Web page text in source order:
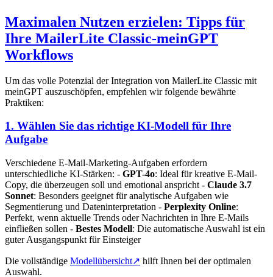
Maximalen Nutzen erzielen: Tipps für
Ihre MailerLite Classic-meinGPT
Workflows
Um das volle Potenzial der Integration von MailerLite Classic mit
meinGPT auszuschöpfen, empfehlen wir folgende bewährte
Praktiken:
1. Wählen Sie das richtige KI-Modell für Ihre
Aufgabe
Verschiedene E-Mail-Marketing-Aufgaben erfordern
unterschiedliche KI-Stärken: - GPT-4o: Ideal für kreative E-Mail-
Copy, die überzeugen soll und emotional anspricht - Claude 3.7
Sonnet: Besonders geeignet für analytische Aufgaben wie
Segmentierung und Dateninterpretation - Perplexity Online:
Perfekt, wenn aktuelle Trends oder Nachrichten in Ihre E-Mails
einfließen sollen - Bestes Modell: Die automatische Auswahl ist ein
guter Ausgangspunkt für Einsteiger
Die vollständige Modellübersicht↗ hilft Ihnen bei der optimalen
Auswahl.